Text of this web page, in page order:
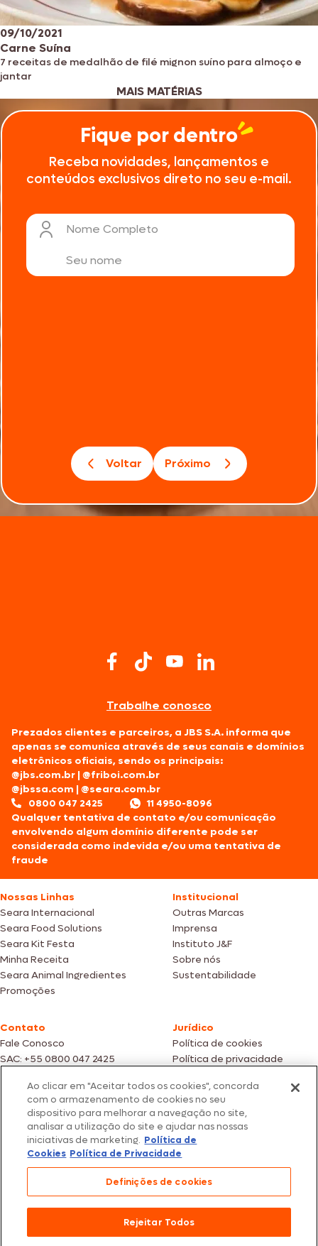
09/10/2021
Carne Suína
7 receitas de medalhão de filé mignon suíno para almoço e
jantar
MAIS MATÉRIAS
Fique por dentro
Receba novidades, lançamentos e
conteúdos exclusivos direto no seu e-mail.
Nome Completo
Voltar Próximo
Trabalhe conosco
Prezados clientes e parceiros, a JBS S.A. informa que
apenas se comunica através de seus canais e domínios
eletrônicos oficiais, sendo os principais:
@jbs.com.br |@friboi.com.br
@jbssa.com |@seara.com.br
0800 047 2425
11 4950-8096
Qualquer tentativa de contato e/ou comunicação
envolvendo algum domínio diferente pode ser
considerada como indevida e/ou uma tentativa de
fraude
Nossas Linhas
Seara Internacional
Seara Food Solutions
Seara Kit Festa
Minha Receita
Seara Animal Ingredientes
Promoções
Institucional
Outras Marcas
Imprensa
Instituto J&F
Sobre nós
Sustentabilidade
Contato
Fale Conosco
SAC: +55 0800 047 2425
Jurídico
Política de cookies
Política de privacidade
Fotos meramente ilustrativas | Ofertas válidas enquanto durarem os
estoques dos nossos parceiros | Vendas sujeitas a análise e confirmação
de dados.
Os preços, promoções e condições de pagamento são válidos
exclusivamente para compras efetuadas em nossos parceiros.
Todos os produtos estão sujeitos a disponibilidade de estoque.
São Paulo/SP – CEP 05.118-100
© 2026 Seara. Todos os direitos reservados
Ao clicar em "Aceitar todos os cookies", concorda
com o armazenamento de cookies no seu
dispositivo para melhorar a navegação no site,
analisar a utilização do site e ajudar nas nossas
iniciativas de marketing. Política de
Cookies Política de Privacidade
Definições de cookies
Rejeitar Todos